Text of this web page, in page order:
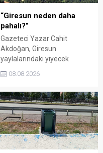
“Giresun neden daha
pahalı?”
Gazeteci Yazar Cahit
Akdoğan, Giresun
yaylalarındaki yiyecek
belirgin biçimde yüksek
Valiliği, Tarım ve Orman İl
Müdürlüğü ile ilgili kurumları
denetime çağırdı. Akdoğan,
yüzde 50’ye ulaşan fiyat
farklarının araştırılması
gerektiğini söyledi.
08.08.2026